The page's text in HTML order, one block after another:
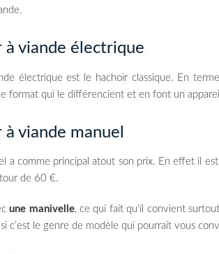
viande électrique
électrique est le hachoir classique. En
format qui le différencient et en font un
viande manuel
a comme principal atout son prix. En effet il
de 60 €.
une manivelle, ce qui fait qu’il convient
c’est le genre de modèle qui pourrait vous